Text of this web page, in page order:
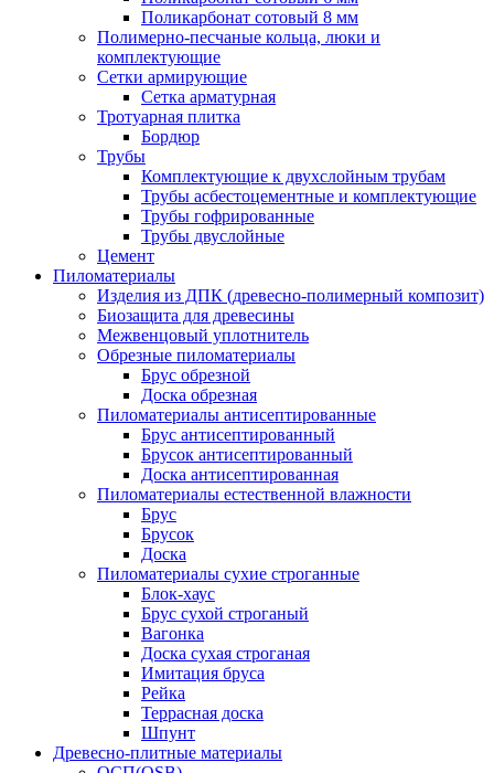
Поликарбонат сотовый 8 мм
Полимерно-песчаные кольца, люки и
комплектующие
Сетки армирующие
Сетка арматурная
Тротуарная плитка
Бордюр
Трубы
Комплектующие к двухслойным трубам
Трубы асбестоцементные и комплектующие
Трубы гофрированные
Трубы двуслойные
Цемент
Пиломатериалы
Изделия из ДПК (древесно-полимерный композит)
Биозащита для древесины
Межвенцовый уплотнитель
Обрезные пиломатериалы
Брус обрезной
Доска обрезная
Пиломатериалы антисептированные
Брус антисептированный
Брусок антисептированный
Доска антисептированная
Пиломатериалы естественной влажности
Брус
Брусок
Доска
Пиломатериалы сухие строганные
Блок-хаус
Брус сухой строганый
Вагонка
Доска сухая строганая
Имитация бруса
Рейка
Террасная доска
Шпунт
Древесно-плитные материалы